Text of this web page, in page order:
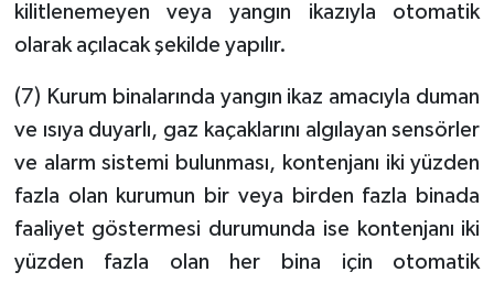
kilitlenemeyen veya yangın ikazıyla otomatik
olarak açılacak şekilde yapılır.
(7) Kurum binalarında yangın ikaz amacıyla duman
ve ısıya duyarlı, gaz kaçaklarını algılayan sensörler
ve alarm sistemi bulunması, kontenjanı iki yüzden
fazla olan kurumun bir veya birden fazla binada
faaliyet göstermesi durumunda ise kontenjanı iki
yüzden fazla olan her bina için otomatik